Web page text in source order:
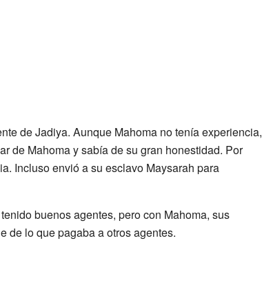
de Jadiya. Aunque Mahoma no tenía experiencia,
de Mahoma y sabía de su gran honestidad. Por
Incluso envió a su esclavo Maysarah para
buenos agentes, pero con Mahoma, sus
de lo que pagaba a otros agentes.